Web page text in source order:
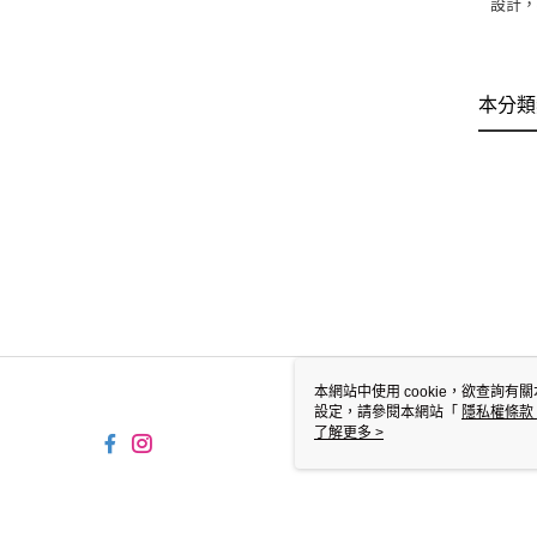
設計
本分
本網站中使用 cookie，欲查詢有
設定，請參閱本網站「 隱私權條款
使用 cookie。
了解更多 >